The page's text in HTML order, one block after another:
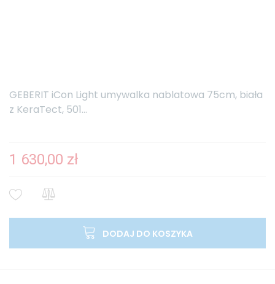
GEBERIT iCon Light umywalka nablatowa 75cm, biała
z KeraTect, 501...
1 630,00 zł
DODAJ DO KOSZYKA